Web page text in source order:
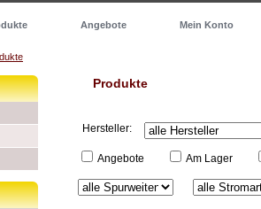
Angebote Mein Konto
Produkte
Hersteller:
Angebote Am Lager